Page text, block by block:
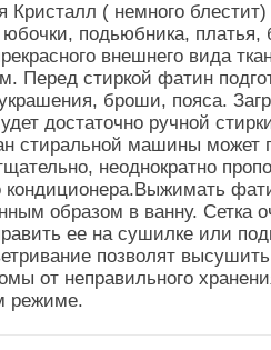
до
40"
Кристалл ( немного
подьюбника, платья,
внешнего вида
Перед стиркой фатин
броши, пояса.
достаточно ручной
стиральной машины может
неоднократно
кондиционера.Выжимать
образом в ванну. Сетка
ее на сушилке или
позволят
от неправильного
режиме.